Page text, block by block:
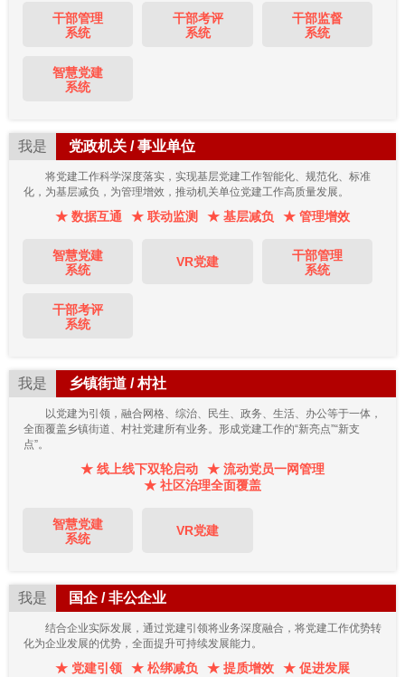
干部管理
系统
干部考评
系统
干部监督
系统
智慧党建
系统
我是 党政机关 / 事业单位
将党建工作科学深度落实，实现基层党建工作智能化、规范化、标准
化，为基层减负，为管理增效，推动机关单位党建工作高质量发展。
★ 数据互通 ★ 联动监测 ★ 基层减负 ★ 管理增效
智慧党建
系统
VR党建
干部管理
系统
干部考评
系统
我是 乡镇街道 / 村社
以党建为引领，融合网格、综治、民生、政务、生活、办公等于一体，
全面覆盖乡镇街道、村社党建所有业务。形成党建工作的“新亮点”“新支
点”。
★ 线上线下双轮启动
★ 流动党员一网管理
★ 社区治理全面覆盖
智慧党建
系统
VR党建
我是 国企 / 非公企业
结合企业实际发展，通过党建引领将业务深度融合，将党建工作优势转
化为企业发展的优势，全面提升可持续发展能力。
★ 党建引领 ★ 松绑减负 ★ 提质增效 ★ 促进发展